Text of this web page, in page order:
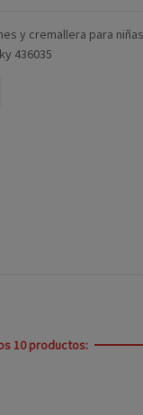
y cremallera para
436035
10 productos: